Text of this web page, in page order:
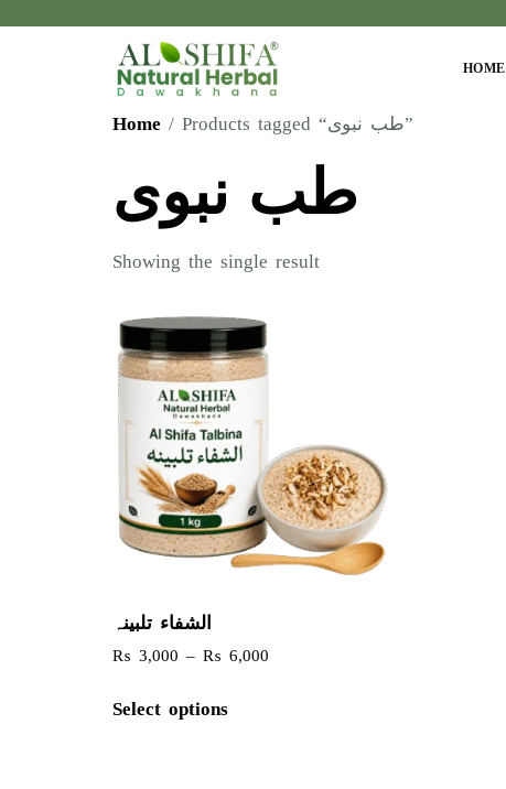
HOME
Home / Products tagged “طب نبوی”
طب نبوی
Showing the single result
الشفاء تلبینہ
₨ 3,000 – ₨ 6,000
Select options